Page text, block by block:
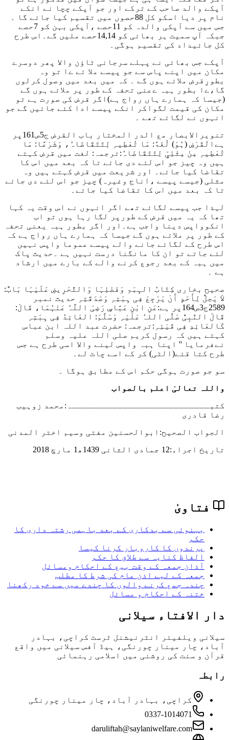
آپکے والد صاحب کے ترکے اور جو آپکے چچا نے انکے
نام پر دیا اسکو کل 88حصوں میں تقسیم کیا جائے گا ۔
جس میں سے آپکی والدہ کو 11حصے ،آپکی بہن کو 7حصے
جبکہ آپ سمیت ہر بھائی کو 14,14حصے ملیں گے۔اس طرح
کل جائیداد کی تقسیم ہوگی۔
آپکے جس بھائی نے پہلے سرجانی ٹاؤن والا پھر دوسرے
مکان میں اپنے پاس سے جو پیسے ملا ئے ےا تو وہ
بطورِقرض ملائے ہوں گے ۔ کہ میں بعد میں وصول کرلوں
گا،ےا بطور ہبہ ےعنی تحفہ کے طور پر ملائے ہوں گے
(جیسا کہ ہمارے ہاں رواج ہے)اگر قرض کی صورت ہے تو
مکان کی قیمت لگواکر انکے پیسے ادا کئے جائیں گے جو
انہوں نے لگائے تھے ۔
تنویرالابصار مع الدر المختار باب القرض ج5ص161پر
ہے الْقَرْضِ (ہُوَ) لُغَۃً: مَا تُعْطِیہِ لِتَتَقَاضَاہُ، وَشَرْعًا: مَا
تُعْطِیہِ مِنْ مِثْلِیٍّ لِتَتَقَاضَاہُ: ترجمہ: لغت میں قرض کہتے
ہیں وہ چیز جو اس لئے دی جائے تا کہ بعد میں اس کا
تقاضا کیا جائے۔ اور شریعت میں قرض کہتے ہیں وہ
مثلی (جیسے پیسے ،اناج وغیرہ) چیز جو اس لئے دی جائے
تا کہ بعد میں اس کا تقاضا کیا جائے۔
لہذا جب پیسے لگائے تھے اگر انہوں نے اس وقت یہ کہا
تھا کہ یہ میں قرض کے طورپر لگا رہا ہوں تو اب
انکوواپس دینا واجب ہے۔اور اگر بطور ہبہ یعنی تحفہ
کے طور پر ملائے ہوں گے جیسا کہ ہمارے ہاں رواج ہے کہ
اس طرح کے لگائے جانے والے پیسے عموما واپس نہیں
لئے جاتے تو ان کا مانگنا درست نہیں ہے ۔حدیث پاک
میں ہبہ کے بعد رجوع کرنے والے کے بارے میں ارشاد
ہے ۔
صحیح بخاری کِتَابُ الہِبَۃِ وَفَضْلِہَا وَالتَّحْرِیضِ عَلَیْہَا بَابٌ:
لاَ یَحِلُّ لِأَحَدٍ أَنْ یَرْجِعَ فِی ہِبَتِہِ وَصَدَقَتِہِ حدیث نمبر
2589ج3ص164پر ہے:عَنِ ابْنِ عَبَّاسٍ رَضِیَ اللَّہُ عَنْہُمَا، قَالَ:
قَالَ النَّبِیُّ صَلَّی اللہُ عَلَیْہِ وَسَلَّمَ: العَائِدُ فِی ہِبَتِہِ
کَالعَائِدِ فِی قَیْئِہِ: ترجمہ: حضرت عبد اللہ ابن عباس
کہتے ہیں کہ رسول کریم صلی اللہ علیہ وسلم
نےفرمایا '' اپنا ہبہ واپس لینے والا اسی طرح ہے جس
طرح کتا قئے(الٹی) کر کے اسے چاٹ لے۔
سو جو صورت ہوگی حکم اس کے مطابق ہوگا ۔
واللہ تعالیٰ اعلم بالصواب
کتبـــــــــــــــــــــــــــہ:محمد زوہیب
رضا قادری
الجواب الصحیح:ابوالحسنین مفتی وسیم اختر المدنی
تاریخ اجراء:12 جمادی الثانی 1439ھ1 مارچ 2018
فتاویٰ
بہنوئی سے بدکاری کے بعد باہمی رشتہ داری کا
حکم
پرندوں کا کاروبار کرنا کیسا
الفاظ کنایہ سے طلاق کا حکم
آذان جمعہ کے وقت بیع کے احکام ومسائل
جمعہ کے لیے اذن عام کی شرط کا مطلب
چندہ جمع کرنے والوں کا چندے میں سے خود رکھنا
ختنہ کے احکام و مسائل
دار الافتاء سیلانی
سیلانی ویلفیئر انٹرنیشنل ٹرسٹ کراچی، بہادر
آباد، چار مینار چورنگی، ہیڈ آفس سیلانی میں واقع
قرآن و سنت کی روشنی میں اسلامی رہنمائی
رابطہ
کراچی، بہادر آباد، چار مینار چورنگی
0337-1014071
daruliftah@saylaniwelfare.com